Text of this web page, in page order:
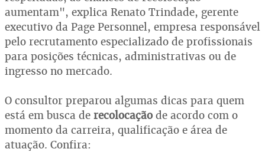
aumentam", explica Renato Trindade, gerente
executivo da Page Personnel, empresa responsável
pelo recrutamento especializado de profissionais
para posições técnicas, administrativas ou de
ingresso no mercado.
O consultor preparou algumas dicas para quem
está em busca de recolocação de acordo com o
momento da carreira, qualificação e área de
atuação. Confira: